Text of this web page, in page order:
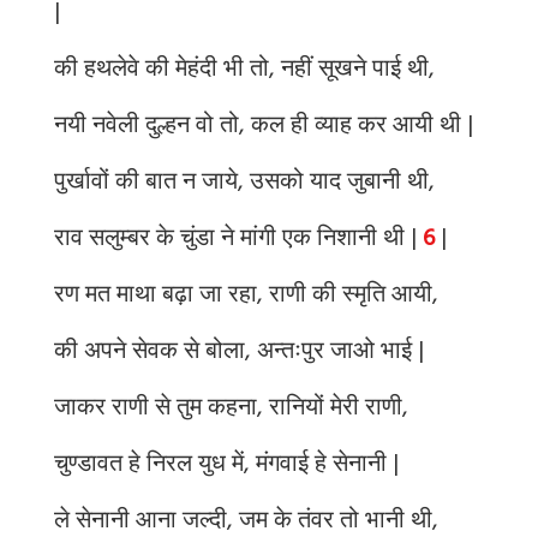
|
की हथलेवे की मेहंदी भी तो, नहीं सूखने पाई थी,
नयी नवेली दुल्हन वो तो, कल ही व्याह कर आयी थी |
पुर्खावों की बात न जाये, उसको याद जुबानी थी,
राव सलुम्बर के चुंडा ने मांगी एक निशानी थी |6|
रण मत माथा बढ़ा जा रहा, राणी की स्मृति आयी,
की अपने सेवक से बोला, अन्तःपुर जाओ भाई |
जाकर राणी से तुम कहना, रानियों मेरी राणी,
चुण्डावत हे निरल युध में, मंगवाई हे सेनानी |
ले सेनानी आना जल्दी, जम के तंवर तो भानी थी,